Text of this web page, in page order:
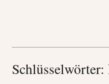
Schlüsselwörter: